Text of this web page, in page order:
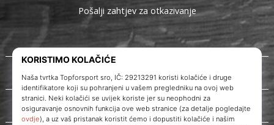
O nama
Korisnička podrška
Pošalji zahtjev za otkazivanje